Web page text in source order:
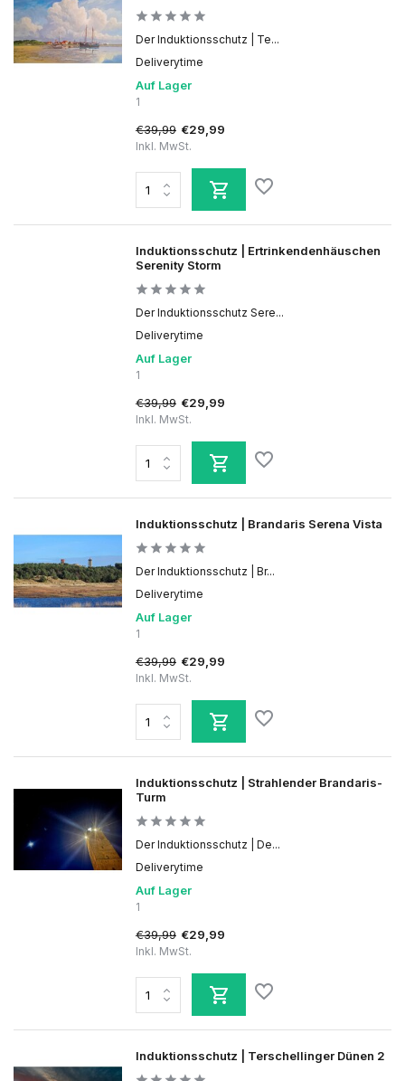
Der Induktionsschutz | Te...
Deliverytime
Auf Lager
1
€39,99 €29,99
Inkl. MwSt.
Induktionsschutz | Ertrinkendenhäuschen
Serenity Storm
Der Induktionsschutz Sere...
Deliverytime
Auf Lager
1
€39,99 €29,99
Inkl. MwSt.
Induktionsschutz | Brandaris Serena Vista
Der Induktionsschutz | Br...
Deliverytime
Auf Lager
1
€39,99 €29,99
Inkl. MwSt.
Induktionsschutz | Strahlender Brandaris-
Turm
Der Induktionsschutz | De...
Deliverytime
Auf Lager
1
€39,99 €29,99
Inkl. MwSt.
Induktionsschutz | Terschellinger Dünen 2